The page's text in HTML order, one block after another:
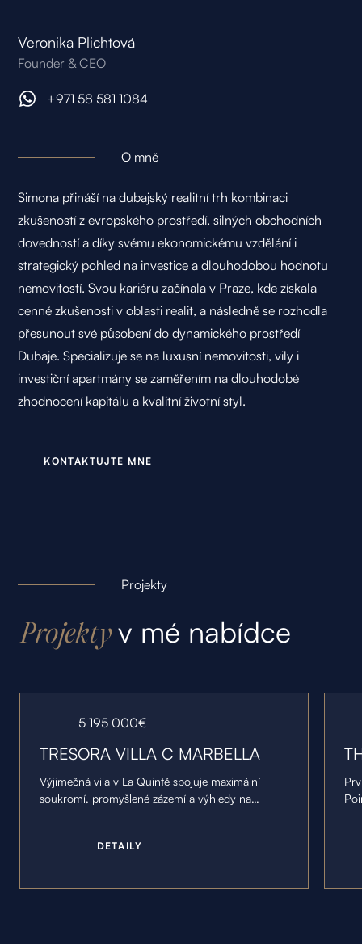
O mně
Simona přináší na dubajský realitní trh kombinaci
zkušeností z evropského prostředí, silných obchodních
dovedností a díky svému ekonomickému vzdělání i
strategický pohled na investice a dlouhodobou hodnotu
nemovitostí. Svou kariéru začínala v Praze, kde získala
cenné zkušenosti v oblasti realit, a následně se rozhodla
přesunout své působení do dynamického prostředí
Dubaje. Specializuje se na luxusní nemovitosti, vily i
investiční apartmány se zaměřením na dlouhodobé
zhodnocení kapitálu a kvalitní životní styl.
KONTAKTUJTE M NE
Veronika Plichtová
Founder & CEO
+971 58 581 1084
Projekty
Projektyv mé nabídce
5 195 000€
TRESORA VILLA C MARBELLA
Výjimečná vila v La Quintě spojuje maximální
soukromí, promyšlené zázemí a výhledy na
DETA ILY